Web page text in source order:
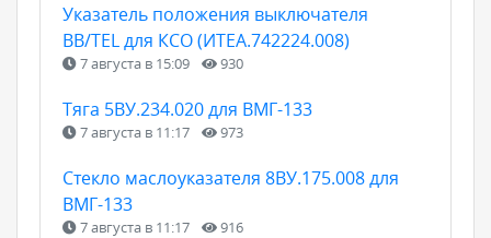
Указатель положения выключателя
BB/TEL для КСО (ИТЕА.742224.008)
7 августа в 15:09 930
Тяга 5ВУ.234.020 для ВМГ-133
7 августа в 11:17 973
Стекло маслоуказателя 8ВУ.175.008 для
ВМГ-133
7 августа в 11:17 916